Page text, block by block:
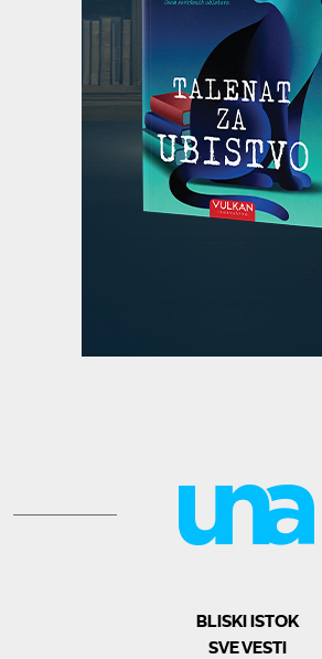
BLISKI ISTOK
SVE VESTI